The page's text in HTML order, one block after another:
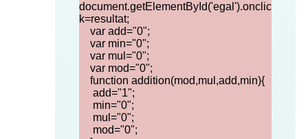
document.getElementById('egal').onclic
k=resultat;
var add="0";
var min="0";
var mul="0";
var mod="0";
function addition(mod,mul,add,min){
add="1";
min="0";
mul="0";
mod="0";